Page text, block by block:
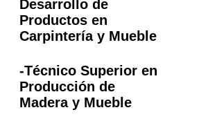
Desarrollo de
Productos en
Carpintería y Mueble
-Técnico Superior en
Producción de
Madera y Mueble